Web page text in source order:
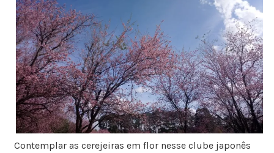
Contemplar as cerejeiras em flor nesse clube japonês